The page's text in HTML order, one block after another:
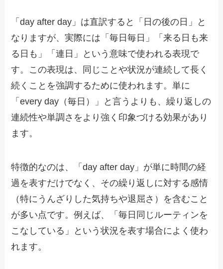
「day after day」は直訳すると「日の後の日」と
なりますが、実際には「毎日毎日」「来る日も来
る日も」「連日」という意味で使われる表現で
す。この表現は、同じことや状況が連続して長く
続くことを強調するために使われます。単に
「every day（毎日）」と言うよりも、繰り返しの
連続性や単調さをより強く印象づける効果があり
ます。
特徴的なのは、「day after day」が単に時間の経
過を表すだけでなく、その繰り返しに対する感情
（特にうんざりした気持ちや退屈さ）を含むこと
が多い点です。例えば、「毎日同じルーティンを
こなしている」という状況を表す場合によく使わ
れます。